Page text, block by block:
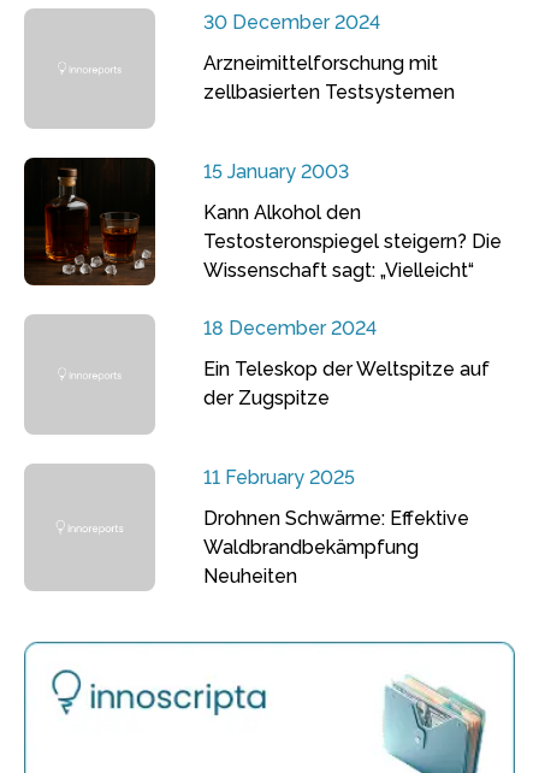
30 December 2024
Arzneimittelforschung mit
zellbasierten Testsystemen
15 January 2003
Kann Alkohol den
Testosteronspiegel steigern? Die
Wissenschaft sagt: „Vielleicht“
18 December 2024
Ein Teleskop der Weltspitze auf
der Zugspitze
11 February 2025
Drohnen Schwärme: Effektive
Waldbrandbekämpfung
Neuheiten